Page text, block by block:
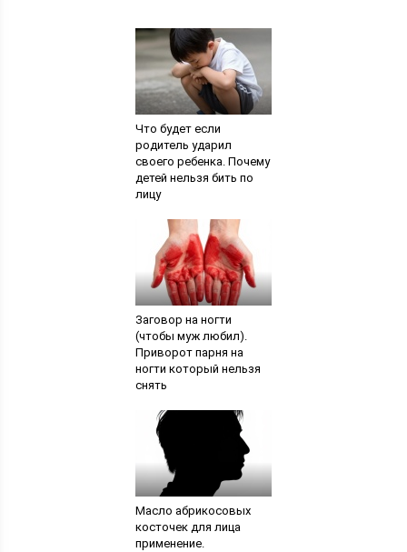
Что будет если
родитель ударил
своего ребенка. Почему
детей нельзя бить по
лицу
Заговор на ногти
(чтобы муж любил).
Приворот парня на
ногти который нельзя
снять
Масло абрикосовых
косточек для лица
применение.